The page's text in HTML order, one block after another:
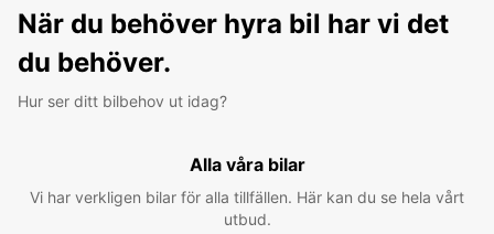
När du behöver hyra bil har vi det
du behöver.
Hur ser ditt bilbehov ut idag?
Alla våra bilar
Vi har verkligen bilar för alla tillfällen. Här kan du se hela vårt
utbud.